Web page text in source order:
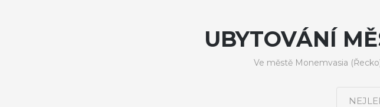
UBYTOVÁNÍ
Ve městě Monemvasia